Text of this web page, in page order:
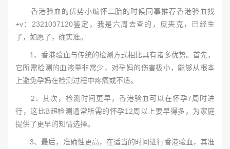
香港验血的优势小编怀二胎的时候同事推荐香港验血找
+v：2321037120鉴定，我是六周去查的，皮夹克，已经生
了，如愿了，确实准。
1、香港验血与传统的检测方式相比具有诸多优势。首先，
它所需检测的血液量非常少，对孕妈的伤害极小，能够从根本
上避免孕妈在检测过程中疼痛或不适。
2、其次，检测时间更早，香港验血可以在怀孕7周时进
行，这比B超检测通常所需的怀孕12周以上要早得多，为家庭
提供了更早的知情选择。
3、最后，准确性更高，在适当的时间进行香港验血，其准